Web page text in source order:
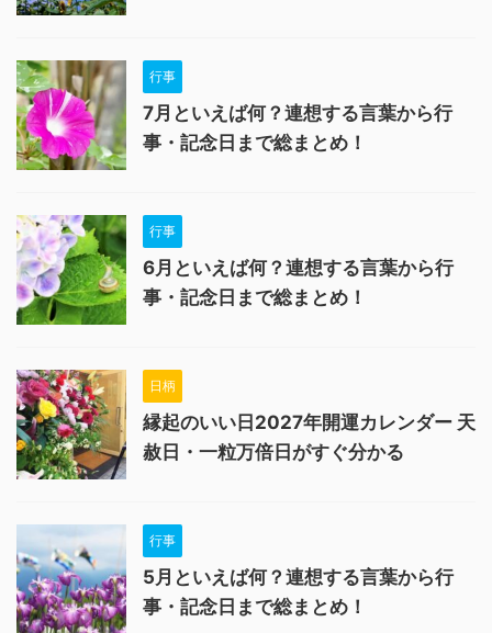
行事
7月といえば何？連想する言葉から行
事・記念日まで総まとめ！
行事
6月といえば何？連想する言葉から行
事・記念日まで総まとめ！
日柄
縁起のいい日2027年開運カレンダー 天
赦日・一粒万倍日がすぐ分かる
行事
5月といえば何？連想する言葉から行
事・記念日まで総まとめ！